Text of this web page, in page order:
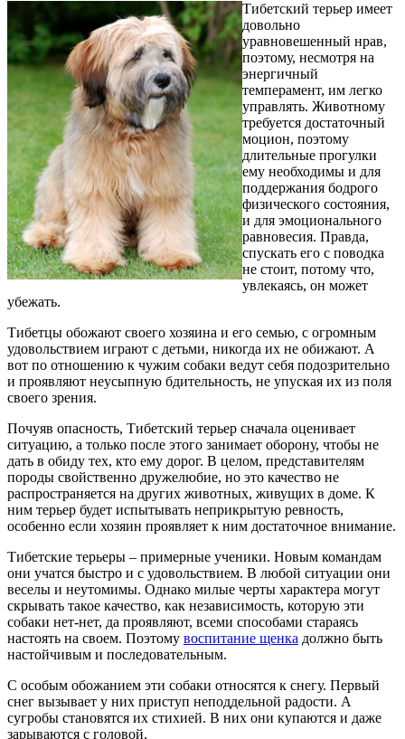
Тибетский терьер имеет
довольно
уравновешенный нрав,
поэтому, несмотря на
энергичный
темперамент, им легко
управлять. Животному
требуется достаточный
моцион, поэтому
длительные прогулки
ему необходимы и для
поддержания бодрого
физического состояния,
и для эмоционального
равновесия. Правда,
спускать его с поводка
не стоит, потому что,
увлекаясь, он может
убежать.
Тибетцы обожают своего хозяина и его семью, с огромным
удовольствием играют с детьми, никогда их не обижают. А
вот по отношению к чужим собаки ведут себя подозрительно
и проявляют неусыпную бдительность, не упуская их из поля
своего зрения.
Почуяв опасность, Тибетский терьер сначала оценивает
ситуацию, а только после этого занимает оборону, чтобы не
дать в обиду тех, кто ему дорог. В целом, представителям
породы свойственно дружелюбие, но это качество не
распространяется на других животных, живущих в доме. К
ним терьер будет испытывать неприкрытую ревность,
особенно если хозяин проявляет к ним достаточное внимание.
Тибетские терьеры – примерные ученики. Новым командам
они учатся быстро и с удовольствием. В любой ситуации они
веселы и неутомимы. Однако милые черты характера могут
скрывать такое качество, как независимость, которую эти
собаки нет-нет, да проявляют, всеми способами стараясь
настоять на своем. Поэтому воспитание щенка должно быть
настойчивым и последовательным.
С особым обожанием эти собаки относятся к снегу. Первый
снег вызывает у них приступ неподдельной радости. А
сугробы становятся их стихией. В них они купаются и даже
зарываются с головой.